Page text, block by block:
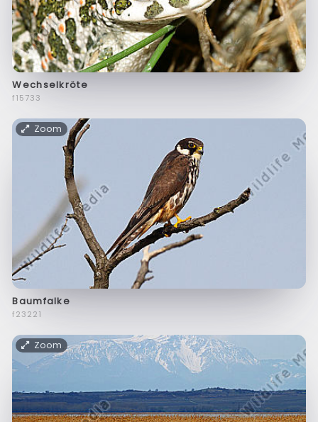
Wechselkröte
f15733
Zoom
Baumfalke
f23221
Zoom